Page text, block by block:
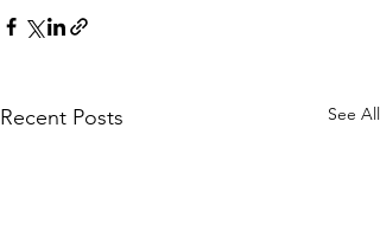
Recent Posts See All